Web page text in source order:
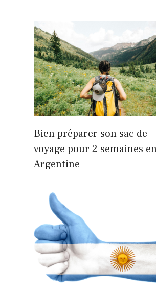
Bien préparer son sac de
voyage pour 2 semaines
Argentine